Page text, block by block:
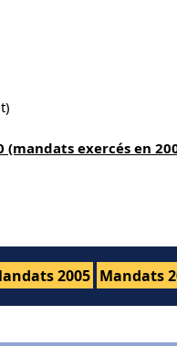
exercés en
2005 Mandats